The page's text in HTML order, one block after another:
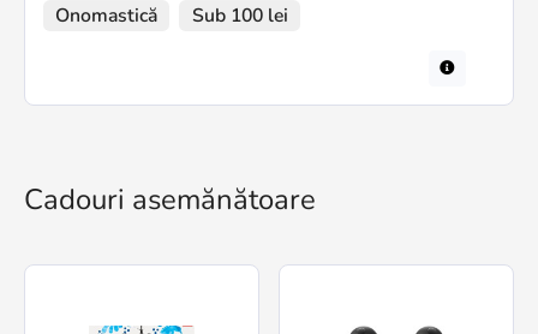
Onomastică
Sub 100 lei
Cadouri asemănătoare